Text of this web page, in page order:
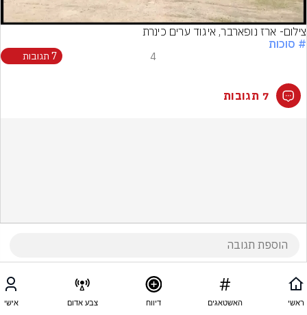
צילום- ארז נופארבר, איגוד ערים כינרת
# סוכות
4 7 תגובות
7 תגובות
ראשי האשטאגים דיווח צבע אדום אישי